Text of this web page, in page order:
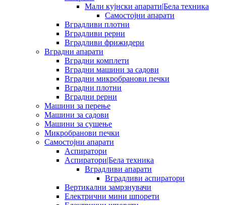
Мали кујнски апарати|Бела техника
Самостојни апарати
Вградливи плотни
Вградливи рерни
Вградливи фрижидери
Вградни апарати
Вградни комплети
Вградни машини за садови
Вградни микробранови печки
Вградни плотни
Вградни рерни
Машини за перење
Машини за садови
Машини за сушење
Микробранови печки
Самостојни апарати
Аспиратори
Аспиратори|Бела техника
Вградливи апарати
Вградливи аспиратори
Вертикални замрзнувачи
Електрични мини шпорети